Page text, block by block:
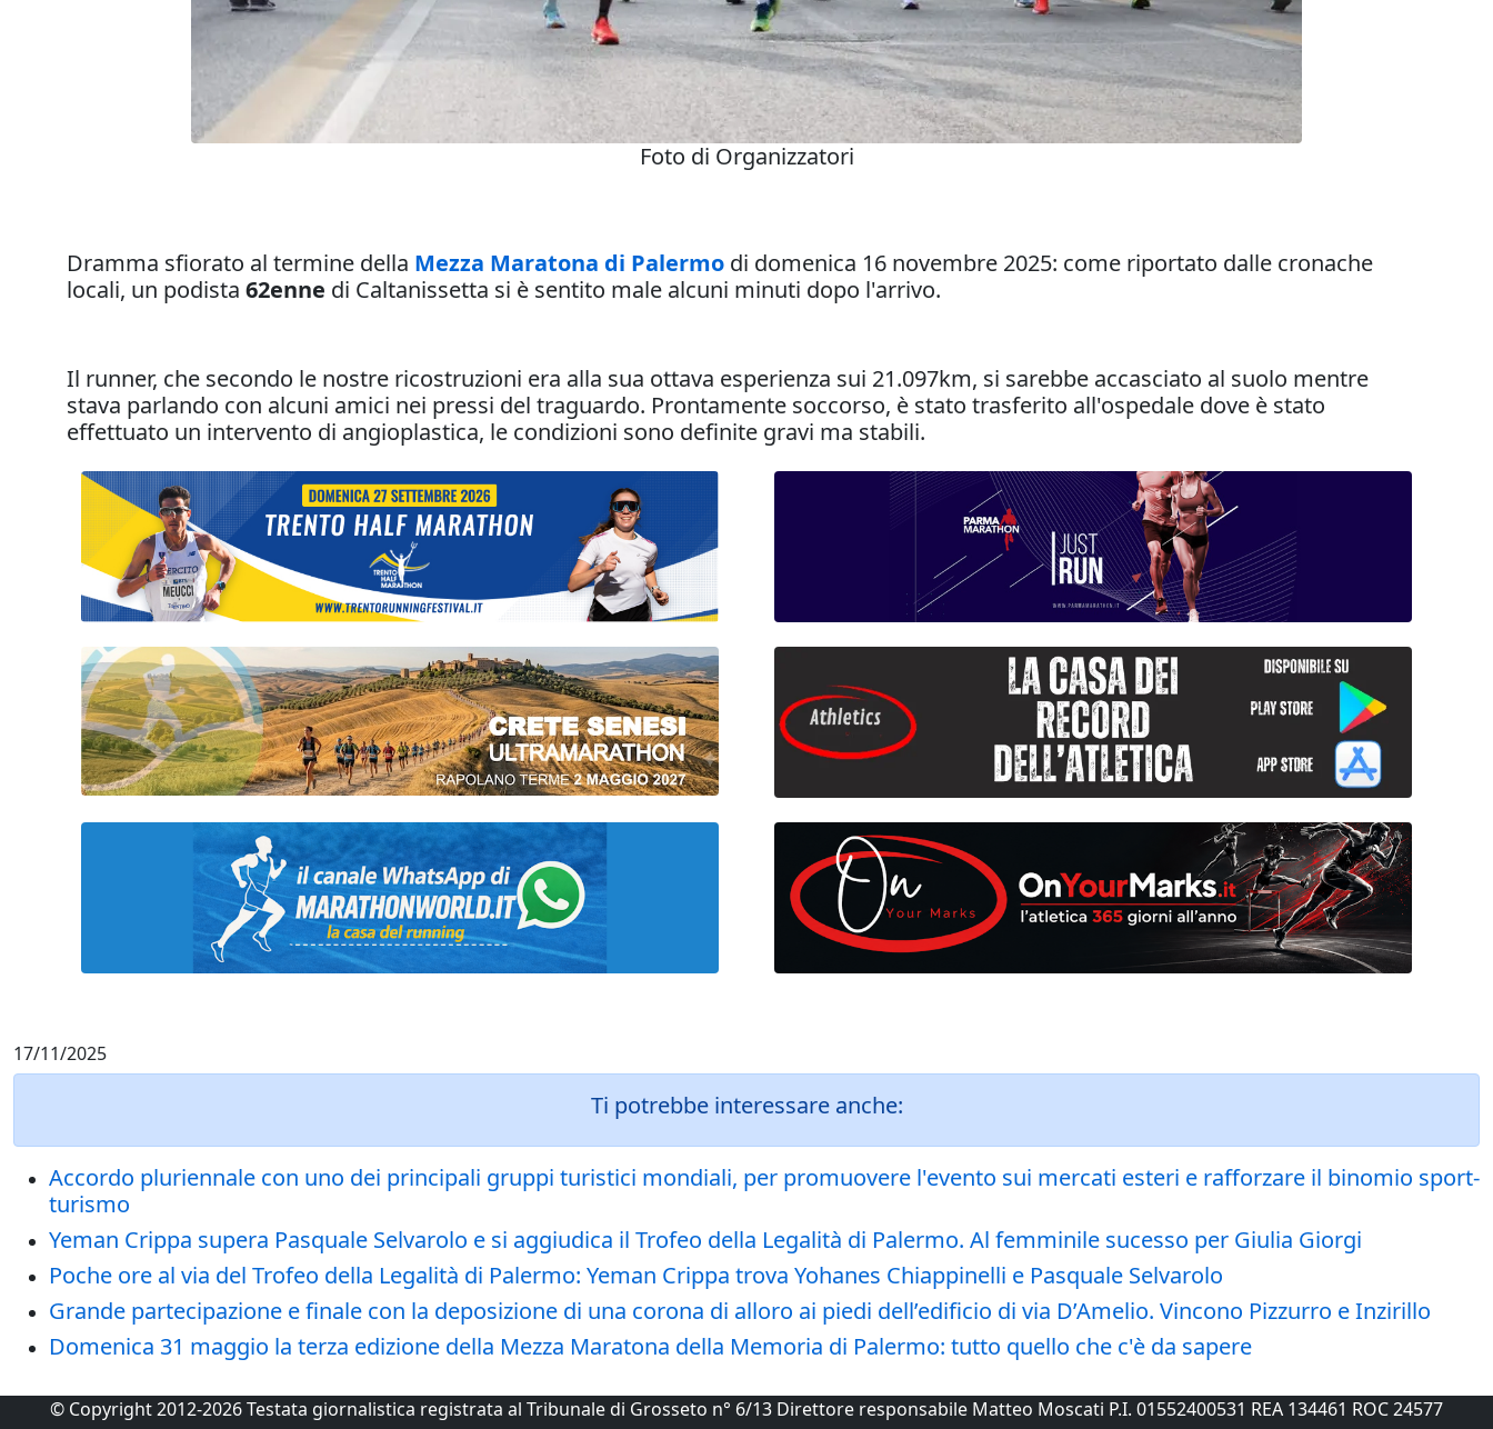
Foto di Organizzatori
Dramma sfiorato al termine della Mezza Maratona di Palermo di domenica 16 novembre 2025: come riportato dalle cronache
locali, un podista 62enne di Caltanissetta si è sentito male alcuni minuti dopo l'arrivo.
Il runner, che secondo le nostre ricostruzioni era alla sua ottava esperienza sui 21.097km, si sarebbe accasciato al suolo mentre
stava parlando con alcuni amici nei pressi del traguardo. Prontamente soccorso, è stato trasferito all'ospedale dove è stato
effettuato un intervento di angioplastica, le condizioni sono definite gravi ma stabili.
17/11/2025
Ti potrebbe interessare anche:
Accordo pluriennale con uno dei principali gruppi turistici mondiali, per promuovere l'evento sui mercati esteri e rafforzare il binomio sport-
turismo
Yeman Crippa supera Pasquale Selvarolo e si aggiudica il Trofeo della Legalità di Palermo. Al femminile sucesso per Giulia Giorgi
Poche ore al via del Trofeo della Legalità di Palermo: Yeman Crippa trova Yohanes Chiappinelli e Pasquale Selvarolo
Grande partecipazione e finale con la deposizione di una corona di alloro ai piedi dell’edificio di via D’Amelio. Vincono Pizzurro e Inzirillo
Domenica 31 maggio la terza edizione della Mezza Maratona della Memoria di Palermo: tutto quello che c'è da sapere
© Copyright 2012-2026 Testata giornalistica registrata al Tribunale di Grosseto n° 6/13 Direttore responsabile Matteo Moscati P.I. 01552400531 REA 134461 ROC 24577